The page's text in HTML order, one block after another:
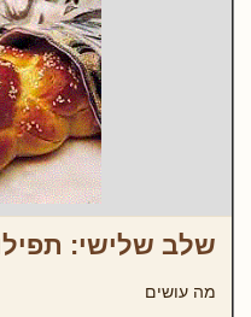
שלב שלישי:
מה עושים